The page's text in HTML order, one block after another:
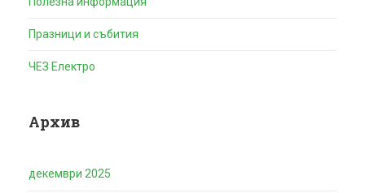
Празници и събития
ЧЕЗ Електро
Архив
декември 2025